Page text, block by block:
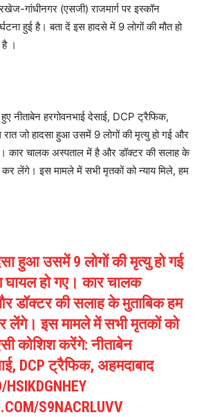
गांधीनगर (एसजी) राजमार्ग पर इस्कॉन
हुई है।बतादें इस हादसे में 9 लोगों की मौत हो
।
नीताबेन हरगोवनभाई देसाई, DCP ट्रैफिक,
रात जो हादसा हुआ उसमें 9 लोगों की मृत्यु हो गई और
कार चालक अस्पताल में है और डॉक्टर की सलाह के
कर लेंगे। इस मामले में सभी मृतकों को न्याय मिले, हम
हुआ उसमें 9 लोगों की मृत्यु हो गई
हो गए। कार चालक
डॉक्टर की सलाह के मुताबिक हम
लेंगे। इस मामले में सभी मृतकों को
कोशिश करेंगे: नीताबेन
DCP ट्रैफिक, अहमदाबाद
S9NACRLUVV